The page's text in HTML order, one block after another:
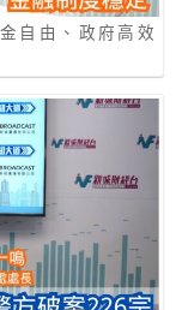
自由、政府高效